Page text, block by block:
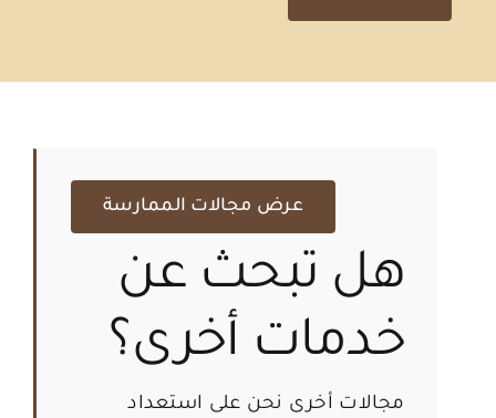
عرض مجالات الممارسة
هل تبحث عن
خدمات أخرى؟
مجالات أخرى نحن على استعداد